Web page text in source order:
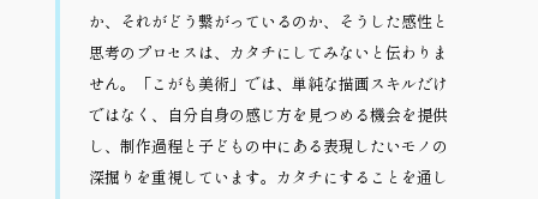
か、それがどう繋がっているのか、そうした感性と
思考のプロセスは、カタチにしてみないと伝わりま
せん。「こがも美術」では、単純な描画スキルだけ
ではなく、自分自身の感じ方を見つめる機会を提供
し、制作過程と子どもの中にある表現したいモノの
深掘りを重視しています。カタチにすることを通し